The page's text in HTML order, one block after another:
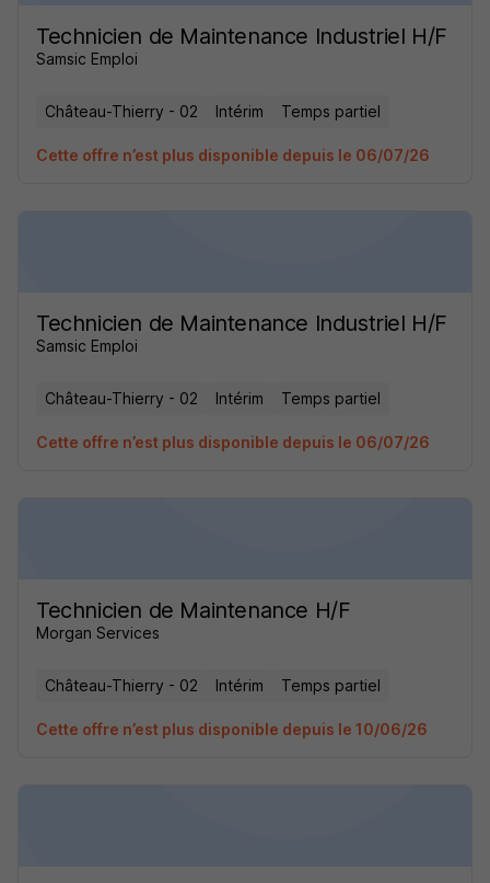
Technicien de Maintenance Industriel H/F
Samsic Emploi
Château-Thierry - 02 Intérim Temps partiel
Cette offre n’est plus disponible depuis le 06/07/26
Technicien de Maintenance Industriel H/F
Samsic Emploi
Château-Thierry - 02 Intérim Temps partiel
Cette offre n’est plus disponible depuis le 06/07/26
Technicien de Maintenance H/F
Morgan Services
Château-Thierry - 02 Intérim Temps partiel
Cette offre n’est plus disponible depuis le 10/06/26